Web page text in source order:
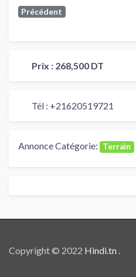
Précédent
Prix : 268,500 DT
Tél : +21620519721
Annonce Catégorie: Terrain
Copyright © 2022 Hindi.tn .